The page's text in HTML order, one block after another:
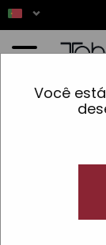
Você
AS
Lápis de
Lápis para
Os melhores
definir e cuidar